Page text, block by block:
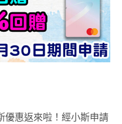
優惠返來啦！經小斯申請